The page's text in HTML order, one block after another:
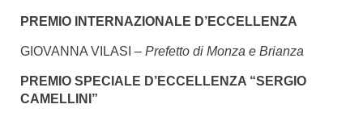
PREMIO INTERNAZIONALE D’ECCELLENZA
GIOVANNA VILASI – Prefetto di Monza e Brianza
PREMIO SPECIALE D’ECCELLENZA “SERGIO
CAMELLINI”